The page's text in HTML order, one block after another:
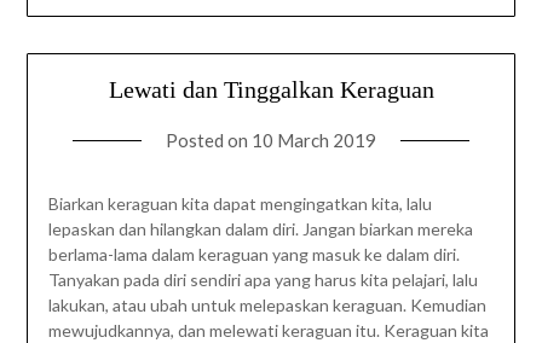
Lewati dan Tinggalkan Keraguan
Posted on 10 March 2019
Biarkan keraguan kita dapat mengingatkan kita, lalu
lepaskan dan hilangkan dalam diri. Jangan biarkan mereka
berlama-lama dalam keraguan yang masuk ke dalam diri.
Tanyakan pada diri sendiri apa yang harus kita pelajari, lalu
lakukan, atau ubah untuk melepaskan keraguan. Kemudian
mewujudkannya, dan melewati keraguan itu. Keraguan kita